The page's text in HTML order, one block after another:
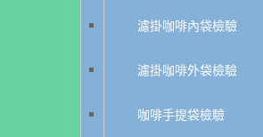
濾掛咖啡內袋檢驗
濾掛咖啡外袋檢驗
咖啡手提袋檢驗